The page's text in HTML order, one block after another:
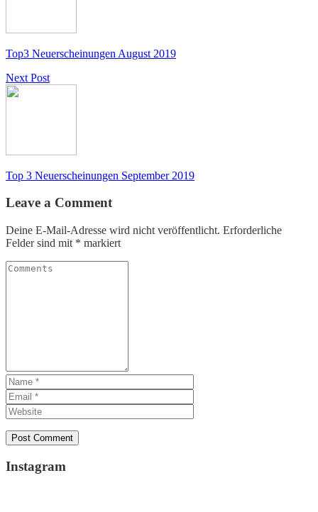
Top3 Neuerscheinungen August 2019
Next Post
Top 3 Neuerscheinungen September 2019
Leave a Comment
Deine E-Mail-Adresse wird nicht veröffentlicht. Erforderliche
Felder sind mit * markiert
Instagram